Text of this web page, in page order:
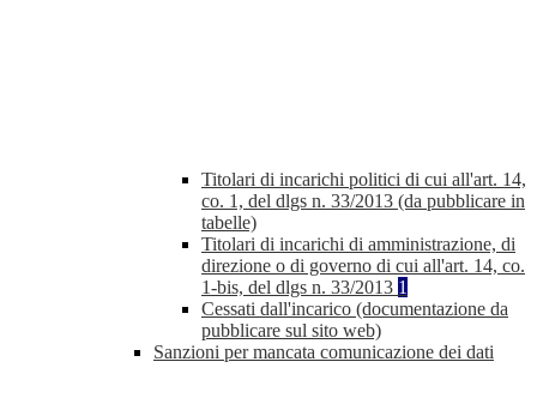
Titolari di incarichi politici di cui all'art. 14,
co. 1, del dlgs n. 33/2013 (da pubblicare in
tabelle)
Titolari di incarichi di amministrazione, di
direzione o di governo di cui all'art. 14, co.
1-bis, del dlgs n. 33/2013 1
Cessati dall'incarico (documentazione da
pubblicare sul sito web)
Sanzioni per mancata comunicazione dei dati